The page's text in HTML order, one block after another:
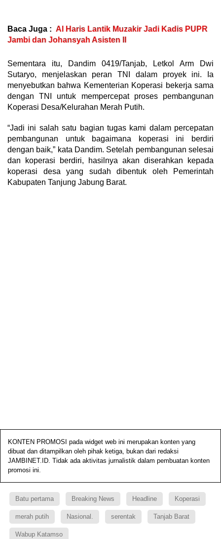
Baca Juga : Al Haris Lantik Muzakir Jadi Kadis PUPR
Jambi dan Johansyah Asisten II
Sementara itu, Dandim 0419/Tanjab, Letkol Arm Dwi
Sutaryo, menjelaskan peran TNI dalam proyek ini. Ia
menyebutkan bahwa Kementerian Koperasi bekerja sama
dengan TNI untuk mempercepat proses pembangunan
Koperasi Desa/Kelurahan Merah Putih.
“Jadi ini salah satu bagian tugas kami dalam percepatan
pembangunan untuk bagaimana koperasi ini berdiri
dengan baik,” kata Dandim. Setelah pembangunan selesai
dan koperasi berdiri, hasilnya akan diserahkan kepada
koperasi desa yang sudah dibentuk oleh Pemerintah
Kabupaten Tanjung Jabung Barat.
KONTEN PROMOSI pada widget web ini merupakan konten yang
dibuat dan ditampilkan oleh pihak ketiga, bukan dari redaksi
JAMBINET.ID. Tidak ada aktivitas jurnalistik dalam pembuatan konten
promosi ini.
Batu pertama Breaking News Headline Koperasi
merah putih Nasional. serentak Tanjab Barat
Wabup Katamso